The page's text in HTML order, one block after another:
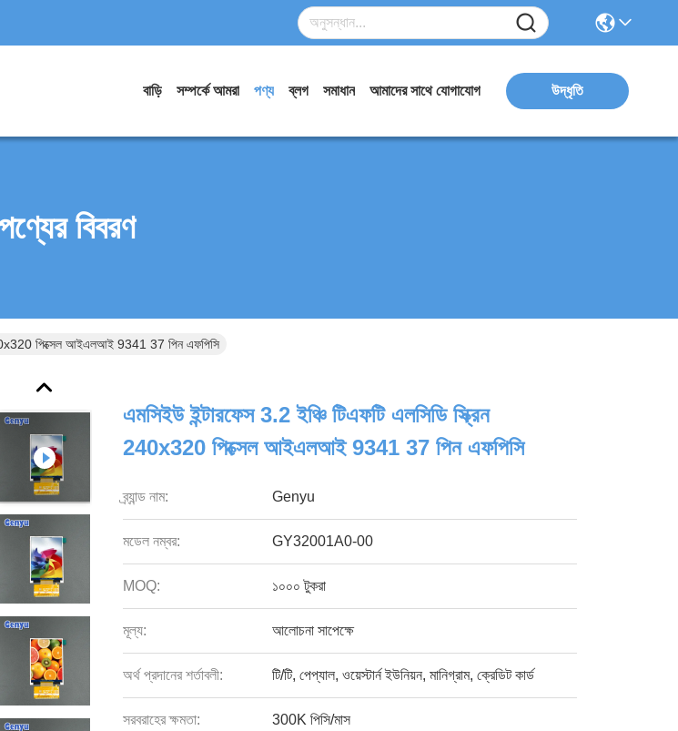
বাড়ি সম্পর্কে আমরা পণ্য ব্লগ সমাধান আমাদের সাথে যোগাযোগ উদ্ধৃতি
বিবরণ
পিক্সেল আইএলআই 9341 37 পিন এফপিসি
এমসিইউ ইন্টারফেস 3.2 ইঞ্চি টিএফটি এলসিডি স্ক্রিন
240x320 পিক্সেল আইএলআই 9341 37 পিন এফপিসি
ব্র্যান্ড নাম: Genyu
মডেল নম্বর: GY32001A0-00
MOQ: ১০০০ টুকরা
মূল্য: আলোচনা সাপেক্ষে
অর্থ প্রদানের শর্তাবলী: টি/টি, পেপ্যাল, ওয়েস্টার্ন ইউনিয়ন, মানিগ্রাম, ক্রেডিট কার্ড
সরবরাহের ক্ষমতা: 300K পিসি/মাস